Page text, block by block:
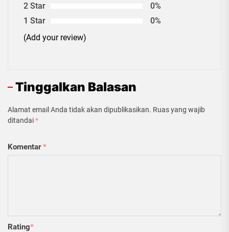
2 Star
0%
1 Star
0%
(Add your review)
Tinggalkan Balasan
Alamat email Anda tidak akan dipublikasikan. Ruas yang wajib
ditandai*
Komentar*
Rating*